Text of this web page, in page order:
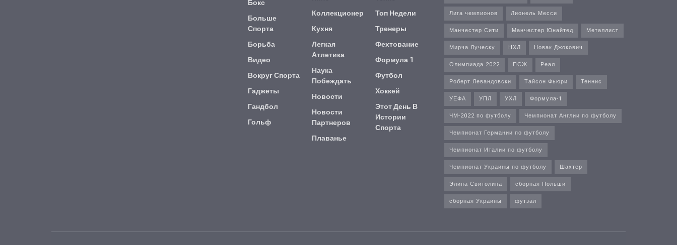
Бокс
Больше
Спорта
Борьба
Видео
Вокруг Спорта
Гаджеты
Гандбол
Гольф
Коллекционер
Кухня
Легкая
Атлетика
Наука
Побеждать
Новости
Новости
Партнеров
Плаванье
Топ Недели
Тренеры
Фехтование
Формула 1
Футбол
Хоккей
Этот День В
Истории
Спорта
Лига чемпионов
Лионель Месси
Манчестер Сити
Манчестер Юнайтед
Металлист
Мирча Луческу
НХЛ
Новак Джокович
Олимпиада 2022
ПСЖ
Реал
Роберт Левандовски
Тайсон Фьюри
Теннис
УЕФА
УПЛ УХЛ
Формула-1
ЧМ-2022 по футболу
Чемпионат Англии по футболу
Чемпионат Германии по футболу
Чемпионат Италии по футболу
Чемпионат Украины по футболу
Шахтер
Элина Свитолина
сборная Польши
сборная Украины
футзал